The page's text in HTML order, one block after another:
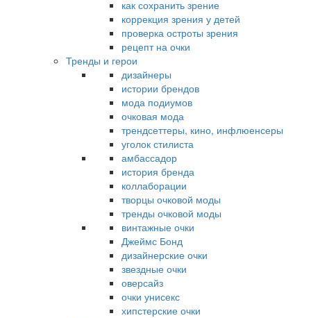
как сохранить зрение
коррекция зрения у детей
проверка остроты зрения
рецепт на очки
Тренды и герои
дизайнеры
истории брендов
мода подиумов
очковая мода
трендсеттеры, кино, инфлюенсеры
уголок стилиста
амбассадор
история бренда
коллаборации
творцы очковой моды
тренды очковой моды
винтажные очки
Джеймс Бонд
дизайнерские очки
звездные очки
оверсайз
очки унисекс
хипстерские очки